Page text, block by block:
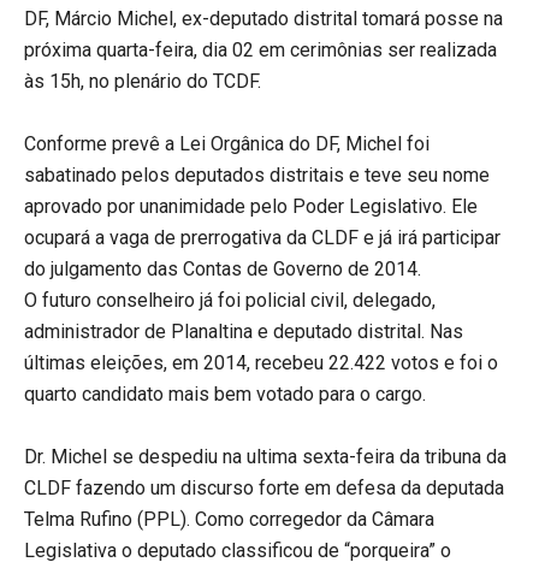
DF, Márcio Michel, ex-deputado distrital tomará posse na
próxima quarta-feira, dia 02 em cerimônias ser realizada
às 15h, no plenário do TCDF.
Conforme prevê a Lei Orgânica do DF, Michel foi
sabatinado pelos deputados distritais e teve seu nome
aprovado por unanimidade pelo Poder Legislativo. Ele
ocupará a vaga de prerrogativa da CLDF e já irá participar
do julgamento das Contas de Governo de 2014.
O futuro conselheiro já foi policial civil, delegado,
administrador de Planaltina e deputado distrital. Nas
últimas eleições, em 2014, recebeu 22.422 votos e foi o
quarto candidato mais bem votado para o cargo.
Dr. Michel se despediu na ultima sexta-feira da tribuna da
CLDF fazendo um discurso forte em defesa da deputada
Telma Rufino (PPL). Como corregedor da Câmara
Legislativa o deputado classificou de “porqueira” o